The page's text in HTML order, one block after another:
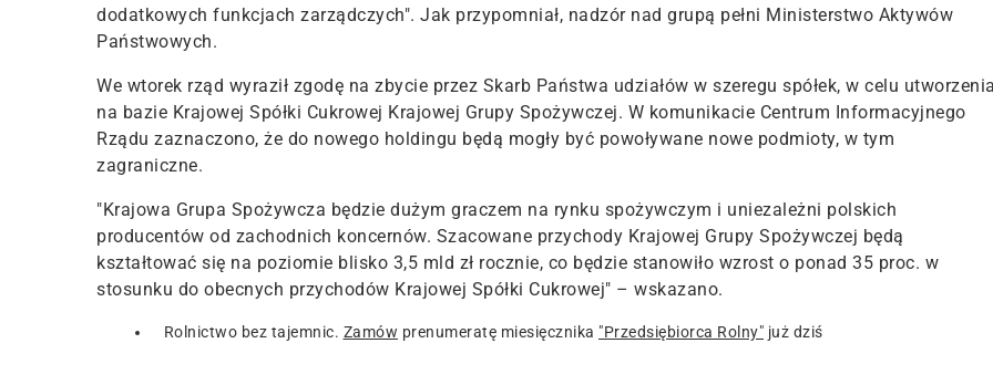
dodatkowych funkcjach zarządczych". Jak przypomniał, nadzór nad grupą pełni Ministerstwo Aktywów
Państwowych.
We wtorek rząd wyraził zgodę na zbycie przez Skarb Państwa udziałów w szeregu spółek, w celu utworzenia
na bazie Krajowej Spółki Cukrowej Krajowej Grupy Spożywczej. W komunikacie Centrum Informacyjnego
Rządu zaznaczono, że do nowego holdingu będą mogły być powoływane nowe podmioty, w tym
zagraniczne.
"Krajowa Grupa Spożywcza będzie dużym graczem na rynku spożywczym i uniezależni polskich
producentów od zachodnich koncernów. Szacowane przychody Krajowej Grupy Spożywczej będą
kształtować się na poziomie blisko 3,5 mld zł rocznie, co będzie stanowiło wzrost o ponad 35 proc. w
stosunku do obecnych przychodów Krajowej Spółki Cukrowej" – wskazano.
Rolnictwo bez tajemnic. Zamów prenumeratę miesięcznika "Przedsiębiorca Rolny" już dziś